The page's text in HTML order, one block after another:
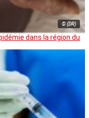
© (DR)
dans la région du